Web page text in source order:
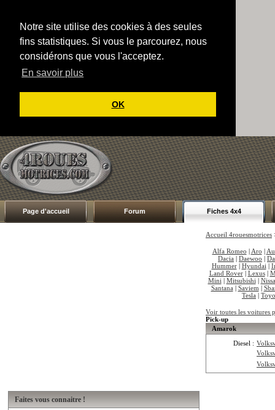
Notre site utilise des cookies à des seules
fins statistiques. Si vous le parcourez, nous
considérons que vous l'acceptez.
En savoir plus
OK
Page d'accueil Forum Fiches 4x4
Faites vous connaitre !
Accueil 4rouesmotrices
Alfa Romeo | Aro |
Dacia | Daewoo |
Hummer| Hyundai |
Land Rover| Lexus|
Mini | Mitsubishi |
Santana | Saviem |
Tesla |
Voir toutes les voitures
Pick-up
Amarok
Diesel :